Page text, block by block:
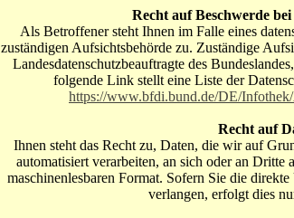
Recht auf Beschwerde
Als Betroffener steht Ihnen im Falle eines
zuständigen Aufsichtsbehörde zu. Zuständige
Landesdatenschutzbeauftragte des
folgende Link stellt eine Liste der
https://www.bfdi.bund.de/DE/
Recht auf
Ihnen steht das Recht zu, Daten, die wir auf
automatisiert verarbeiten, an sich oder an
maschinenlesbaren Format. Sofern Sie die
verlangen, erfolgt dies